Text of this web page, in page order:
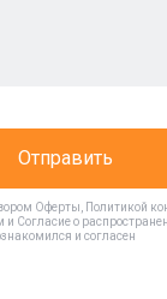
Отправить
Оферты Политикой
и Согласие о
и согласен